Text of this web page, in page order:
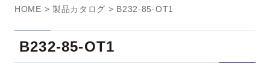
n
HOME > 製品カタログ > B232-85-OT1
B232-85-OT1